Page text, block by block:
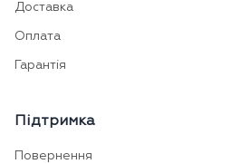
Доставка
Оплата
Гарантія
Підтримка
Повернення